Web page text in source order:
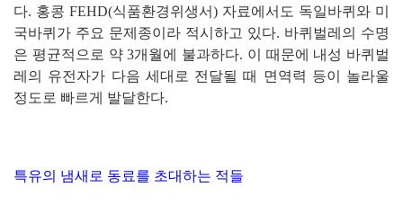
다. 홍콩 FEHD(식품환경위생서) 자료에서도 독일바퀴와 미
국바퀴가 주요 문제종이라 적시하고 있다. 바퀴벌레의 수명
은 평균적으로 약 3개월에 불과하다. 이 때문에 내성 바퀴벌
레의 유전자가 다음 세대로 전달될 때 면역력 등이 놀라울
정도로 빠르게 발달한다.
특유의 냄새로 동료를 초대하는 적들